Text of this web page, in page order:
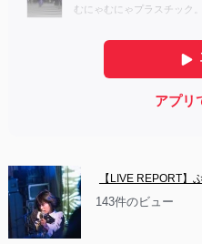
【LIVE REPORT】
143件のビュー